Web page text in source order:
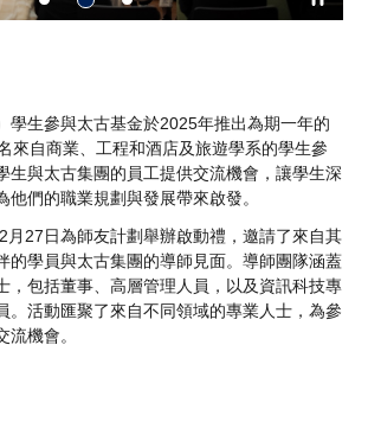
學生參與太古基金於2025年推出為期一年的
來自商業、工程和酒店及旅遊學系的學生參
生與太古集團的員工提供交流機會，讓學生深
他們的職業規劃與發展帶來啟發。
月27日為師友計劃舉辦啟動禮，邀請了來自其
的學員與太古集團的導師見面。導師團隊涵蓋
，包括董事、高層管理人員，以及資訊科技專
。活動匯聚了來自不同領域的專業人士，為參
流機會。